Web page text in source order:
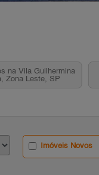
na Vila Guilhermina
Zona Leste, SP
Imóveis Novos